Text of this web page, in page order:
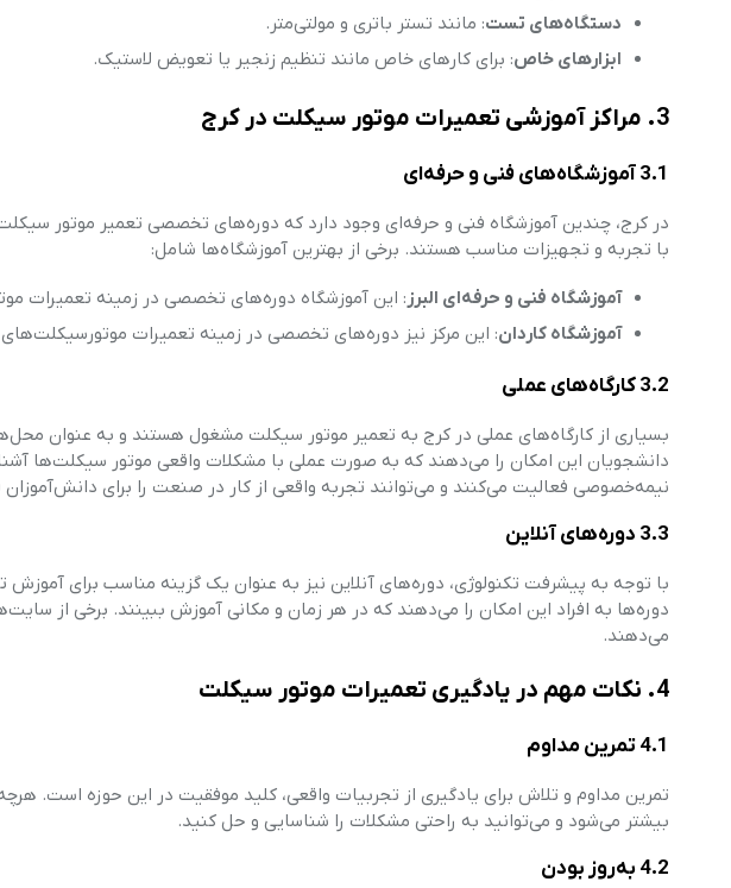
دستگاه‌های تست: مانند تستر باتری و مولتی‌متر.
ابزارهای خاص: برای کارهای خاص مانند تنظیم زنجیر یا تعویض لاستیک.
3. مراکز آموزشی تعمیرات موتور سیکلت در کرج
3.1 آموزشگاه‌های فنی و حرفه‌ای
در کرج، چندین آموزشگاه فنی و حرفه‌ای وجود دارد که دوره‌های تخصصی تعمیر موتور سیکلت
با تجربه و تجهیزات مناسب هستند. برخی از بهترین آموزشگاه‌ها شامل:
آموزشگاه فنی و حرفه‌ای البرز : این آموزشگاه دوره‌های تخصصی در زمینه تعمیرات
آموزشگاه کاردان: این مرکز نیز دوره‌های تخصصی در زمینه تعمیرات موتورسیکلت‌های
3.2 کارگاه‌های عملی
بسیاری از کارگاه‌های عملی در کرج به تعمیر موتور سیکلت مشغول هستند و به عنوان
دانشجویان این امکان را می‌دهند که به صورت عملی با مشکلات واقعی موتور سیکلت‌ها
نیمه‌خصوصی فعالیت می‌کنند و می‌توانند تجربه واقعی از کار در صنعت را برای دانش‌آموزان
3.3 دوره‌های آنلاین
با توجه به پیشرفت تکنولوژی، دوره‌های آنلاین نیز به عنوان یک گزینه مناسب برای
دوره‌ها به افراد این امکان را می‌دهند که در هر زمان و مکانی آموزش ببینند. برخی از
می‌دهند.
4. نکات مهم در یادگیری تعمیرات موتور سیکلت
4.1 تمرین مداوم
تمرین مداوم و تلاش برای یادگیری از تجربیات واقعی، کلید موفقیت در این حوزه است.
بیشتر می‌شود و می‌توانید به راحتی مشکلات را شناسایی و حل کنید.
4.2 به‌روز بودن